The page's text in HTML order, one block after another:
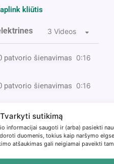
Tvarkyti sutikimą
informacijai saugoti ir (arba) pasiekti
duomenis, tokius kaip naršymo
atšaukimas gali neigiamai paveikti
kliūtis
3 Videos
patvorio šienavimas 0:16
patvorio šienavimas 0:16
patvorio šienavimas